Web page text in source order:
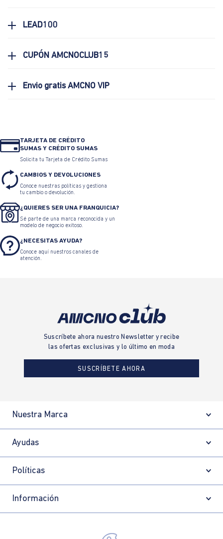
LEAD100
CUPÓN AMCNOCLUB15
Envio gratis AMCNO VIP
TARJETA DE CRÉDITO
SUMAS Y CRÉDITO SUMAS
Solicita tu Tarjeta de Crédito Sumas
CAMBIOS Y DEVOLUCIONES
Conoce nuestras políticas y gestiona
tu cambio o devolución.
¿QUIERES SER UNA FRANQUICIA?
Sé parte de una marca reconocida y un
modelo de negocio exitoso.
¿NECESITAS AYUDA?
Conoce aquí nuestros canales de
atención.
Suscríbete ahora nuestro Newsletter y recibe
las ofertas exclusivas y lo último en moda
SUSCRÍBETE AHORA
Nuestra Marca
Ayudas
Políticas
Información